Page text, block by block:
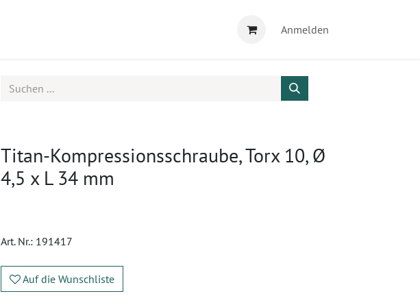
Anmelden
Titan-Kompressionsschraube, Torx 10, Ø
4,5 x L 34 mm
Art. Nr.: 191417
Auf die Wunschliste